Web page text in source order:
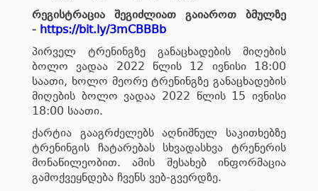
რეგისტრაცია შეგიძლიათ გაიაროთ ბმულზე
- https://bit.ly/3mCBBBb
პირველ ტრენინგზე განაცხადების მიღების
ბოლო ვადაა 2022 წლის 12 ივნისი 18:00
საათი, ხოლო მეორე ტრენინგზე განაცხადების
მიღების ბოლო ვადაა 2022 წლის 15 ივნისი
18:00 საათი.
ქარტია გააგრძელებს აღნიშნულ საკითხებზე
ტრენინგის ჩატარებას სხვადასხვა ტრენერის
მონაწილეობით. ამის შესახებ ინფორმაცია
გამოქვეყნდება ჩვენს ვებ-გვერდზე.